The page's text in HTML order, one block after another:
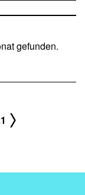
gefunden.